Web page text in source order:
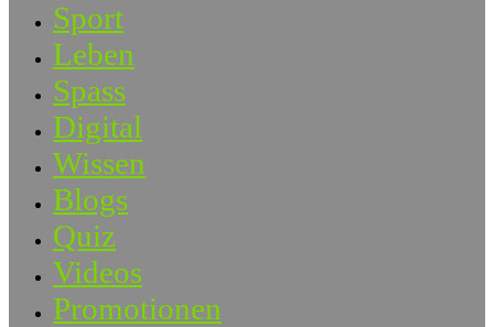
Sport
Leben
Spass
Digital
Wissen
Blogs
Quiz
Videos
Promotionen